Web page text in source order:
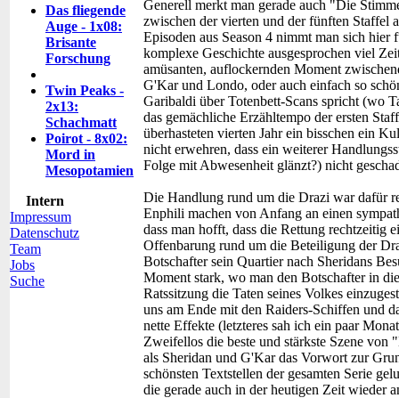
Das fliegende
Auge - 1x08:
Brisante
Forschung
Twin Peaks -
2x13:
Schachmatt
Poirot - 8x02:
Mord in
Mesopotamien
Intern
Impressum
Datenschutz
Team
Jobs
Suche
Generell merkt man gerade auch "Die
zwischen der vierten und der fünften Staffel
Episoden aus Season 4 nimmt man sich hier
komplexe Geschichte ausgesprochen viel
amüsanten, auflockernden Moment
G'Kar und Londo, oder auch einfach so
Garibaldi über Totenbett-Scans spricht (wo
das gemächliche Erzähltempo der ersten
überhasteten vierten Jahr ein bisschen ein
nicht erwehren, dass ein weiterer
Folge mit Abwesenheit glänzt?) nicht
Die Handlung rund um die Drazi war dafür
Enphili machen von Anfang an einen
dass man hofft, dass die Rettung rechtzeitig
Offenbarung rund um die Beteiligung der
Botschafter sein Quartier nach Sheridans
Moment stark, wo man den Botschafter in
Ratssitzung die Taten seines Volkes
uns am Ende mit den Raiders-Schiffen und
nette Effekte (letzteres sah ich ein paar
Zweifellos die beste und stärkste Szene
als Sheridan und G'Kar das Vorwort zur
schönsten Textstellen der gesamten Serie
die gerade auch in der heutigen Zeit wieder